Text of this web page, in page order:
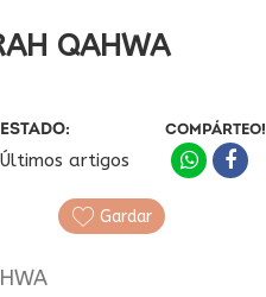
QAHWA
ESTADO:
Últimos artigos
COMPÁRTEO!
Gardar